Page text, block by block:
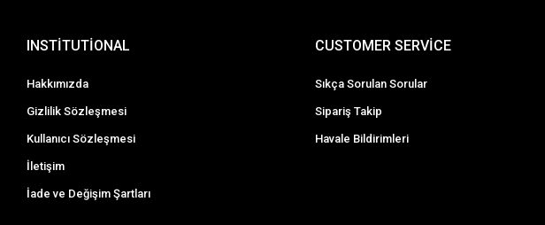
INSTİTUTİONAL
Hakkımızda
Gizlilik Sözleşmesi
Kullanıcı Sözleşmesi
İletişim
İade ve Değişim Şartları
CUSTOMER SERVİCE
Sıkça Sorulan Sorular
Sipariş Takip
Havale Bildirimleri